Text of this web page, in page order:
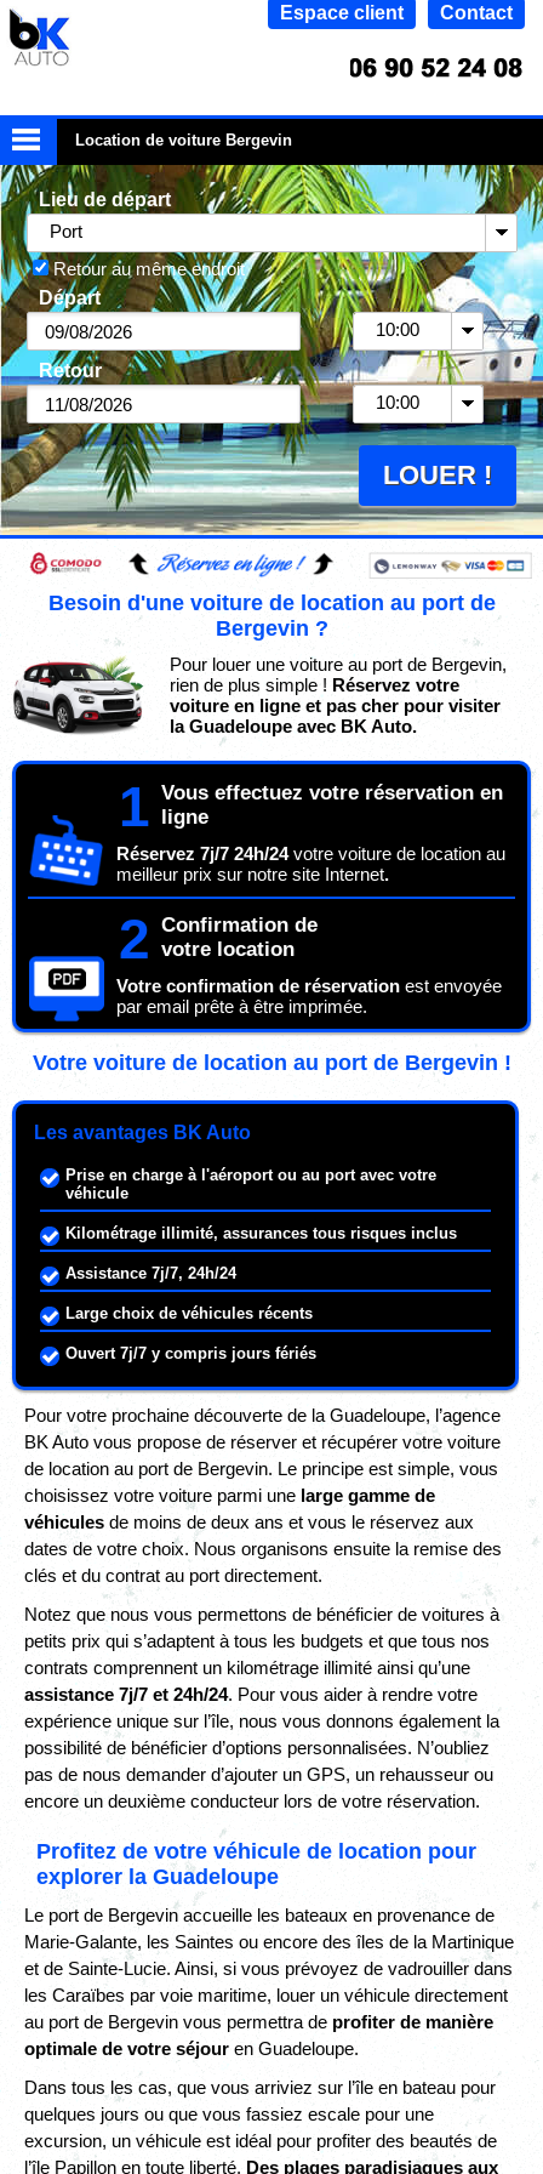
Contact
Espace client
Location de voiture Bergevin
Lieu de départ
Port
Retour au même endroit
Départ
10:00
Retour
10:00
LOUER !
Besoin d'une voiture de location au port de
Bergevin ?
Pour louer une voiture au port de Bergevin,
rien de plus simple ! Réservez votre
voiture en ligne et pas cher pour visiter
la Guadeloupe avec BK Auto.
1 Vous effectuez votre réservation en
ligne
Réservez 7j/7 24h/24votre voiture de location au
meilleur prix sur notre site Internet.
2 Confirmation de
votre location
Votre confirmation de réservation est envoyée
par email prête à être imprimée.
Votre voiture de location au port de Bergevin !
Les avantages BK Auto
Prise en charge à l'aéroport ou au port avec votre
véhicule
Kilométrage illimité, assurances tous risques inclus
Assistance 7j/7, 24h/24
Large choix de véhicules récents
Ouvert 7j/7 y compris jours fériés
Pour votre prochaine découverte de la Guadeloupe, l’agence
BK Auto vous propose de réserver et récupérer votre voiture
de location au port de Bergevin. Le principe est simple, vous
choisissez votre voiture parmi une large gamme de
véhicules de moins de deux ans et vous le réservez aux
dates de votre choix. Nous organisons ensuite la remise des
clés et du contrat au port directement.
Notez que nous vous permettons de bénéficier de voitures à
petits prix qui s’adaptent à tous les budgets et que tous nos
contrats comprennent un kilométrage illimité ainsi qu’une
assistance 7j/7 et 24h/24. Pour vous aider à rendre votre
expérience unique sur l’île, nous vous donnons également la
possibilité de bénéficier d’options personnalisées. N’oubliez
pas de nous demander d’ajouter un GPS, un rehausseur ou
encore un deuxième conducteur lors de votre réservation.
Profitez de votre véhicule de location pour
explorer la Guadeloupe
Le port de Bergevin accueille les bateaux en provenance de
Marie-Galante, les Saintes ou encore des îles de la Martinique
et de Sainte-Lucie. Ainsi, si vous prévoyez de vadrouiller dans
les Caraïbes par voie maritime, louer un véhicule directement
au port de Bergevin vous permettra de profiter de manière
optimale de votre séjour en Guadeloupe.
Dans tous les cas, que vous arriviez sur l’île en bateau pour
quelques jours ou que vous fassiez escale pour une
excursion, un véhicule est idéal pour profiter des beautés de
l’île Papillon en toute liberté. Des plages paradisiaques aux